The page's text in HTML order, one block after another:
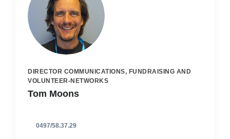
DIRECTOR COMMUNICATIONS, FUNDRAISING AND
VOLUNTEER-NETWORKS
Tom Moons
0497/58.37.29